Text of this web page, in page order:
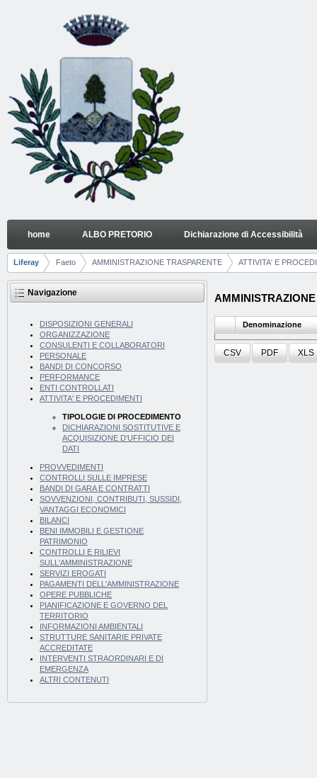
TIPOLOGIE DI PROCEDIMENTO
Navigazione
home ALBO PRETORIO Dichiarazione di Accessibilità
Breadcrumb
Liferay Faeto AMMINISTRAZIONE TRASPARENTE ATTIVITA' E
Navigazione
DISPOSIZIONI GENERALI
ORGANIZZAZIONE
CONSULENTI E COLLABORATORI
PERSONALE
BANDI DI CONCORSO
PERFORMANCE
ENTI CONTROLLATI
ATTIVITA' E PROCEDIMENTI
TIPOLOGIE DI PROCEDIMENTO
DICHIARAZIONI SOSTITUTIVE E
ACQUISIZIONE D'UFFICIO DEI
DATI
PROVVEDIMENTI
CONTROLLI SULLE IMPRESE
BANDI DI GARA E CONTRATTI
SOVVENZIONI, CONTRIBUTI, SUSSIDI,
VANTAGGI ECONOMICI
BILANCI
BENI IMMOBILI E GESTIONE
PATRIMONIO
CONTROLLI E RILIEVI
SULL'AMMINISTRAZIONE
SERVIZI EROGATI
PAGAMENTI DELL'AMMINISTRAZIONE
OPERE PUBBLICHE
PIANIFICAZIONE E GOVERNO DEL
TERRITORIO
INFORMAZIONI AMBIENTALI
STRUTTURE SANITARIE PRIVATE
ACCREDITATE
INTERVENTI STRAORDINARI E DI
EMERGENZA
ALTRI CONTENUTI
Denominazione
CSV PDF XLS